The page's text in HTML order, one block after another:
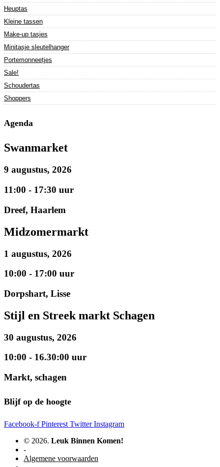
Heuptas
Kleine tassen
Make-up tasjes
Minitasje sleutelhanger
Portemonneetjes
Sale!
Schoudertas
Shoppers
Agenda
Swanmarket
9 augustus, 2026
11:00 - 17:30 uur
Dreef, Haarlem
Midzomermarkt
1 augustus, 2026
10:00 - 17:00 uur
Dorpshart, Lisse
Stijl en Streek markt Schagen
30 augustus, 2026
10:00 - 16.30:00 uur
Markt, schagen
Blijf op de hoogte
Facebook-f Pinterest Twitter Instagram
© 2026. Leuk Binnen Komen!
-
Algemene voorwaarden